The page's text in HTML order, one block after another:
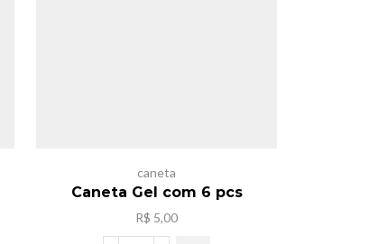
caneta
Caneta Gel com 6 pcs
R$ 5,00